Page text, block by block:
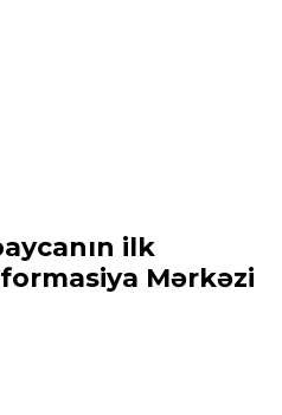
ilk
Mərkəzi